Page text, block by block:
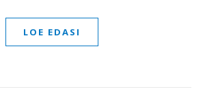
LOE EDASI